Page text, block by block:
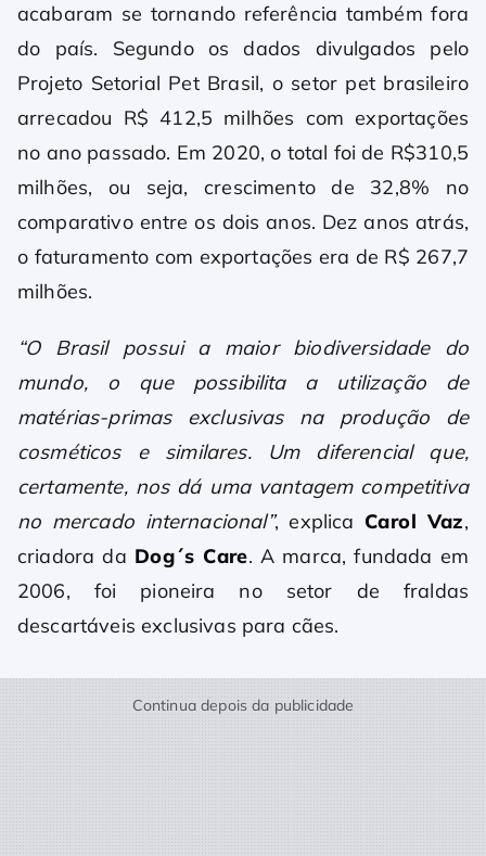
acabaram se tornando referência também fora
do país. Segundo os dados divulgados pelo
Projeto Setorial Pet Brasil, o setor pet brasileiro
arrecadou R$ 412,5 milhões com exportações
no ano passado. Em 2020, o total foi de R$310,5
milhões, ou seja, crescimento de 32,8% no
comparativo entre os dois anos. Dez anos atrás,
o faturamento com exportações era de R$ 267,7
milhões.
“O Brasil possui a maior biodiversidade do
mundo, o que possibilita a utilização de
matérias-primas exclusivas na produção de
cosméticos e similares. Um diferencial que,
certamente, nos dá uma vantagem competitiva
no mercado internacional”, explica Carol Vaz,
criadora da Dog´s Care. A marca, fundada em
2006, foi pioneira no setor de fraldas
descartáveis exclusivas para cães.
Continua depois da publicidade